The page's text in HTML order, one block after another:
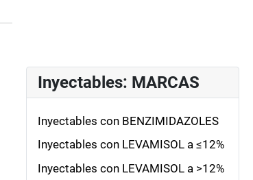
Inyectables: MARCAS
Inyectables con BENZIMIDAZOLES
Inyectables con LEVAMISOL a ≤12%
Inyectables con LEVAMISOL a >12%